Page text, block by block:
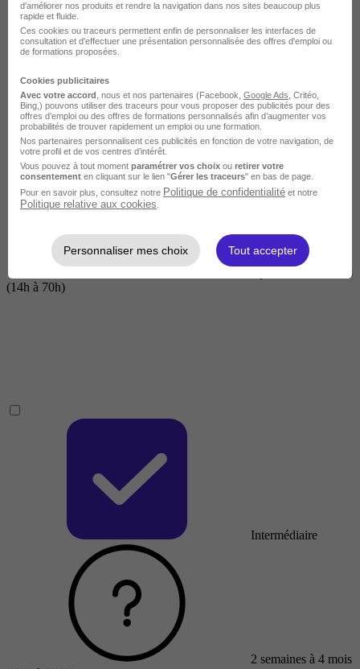
Courte
2 jours à 2 semaines
(14h à 70h)
Intermédiaire
2 semaines à 4 mois
d'améliorer nos produits et rendre la navigation dans nos sites beaucoup plus
rapide et fluide.
Ces cookies ou traceurs permettent enfin de personnaliser les interfaces de
consultation et d'effectuer une présentation personnalisée des offres d'emploi ou
de formations proposées.
Cookies publicitaires
Avec votre accord , nous et nos partenaires (Facebook, Google Ads , Critéo,
Bing,) pouvons utiliser des traceurs pour vous proposer des publicités pour des
offres d’emploi ou des offres de formations personnalisés afin d’augmenter vos
probabilités de trouver rapidement un emploi ou une formation.
Nos partenaires personnalisent ces publicités en fonction de votre navigation, de
votre profil et de vos centres d’intérêt.
Vous pouvez à tout moment paramétrer vos choix ou retirer votre
consentement en cliquant sur le lien "Gérer les traceurs" en bas de page.
Pour en savoir plus, consultez notre Politique de confidentialité et notre
Politique relative aux cookies
Personnaliser mes choix Tout accepter